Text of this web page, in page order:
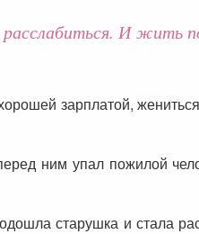
И жить
зарплатой,
ним упал пожилой
старушка и стала